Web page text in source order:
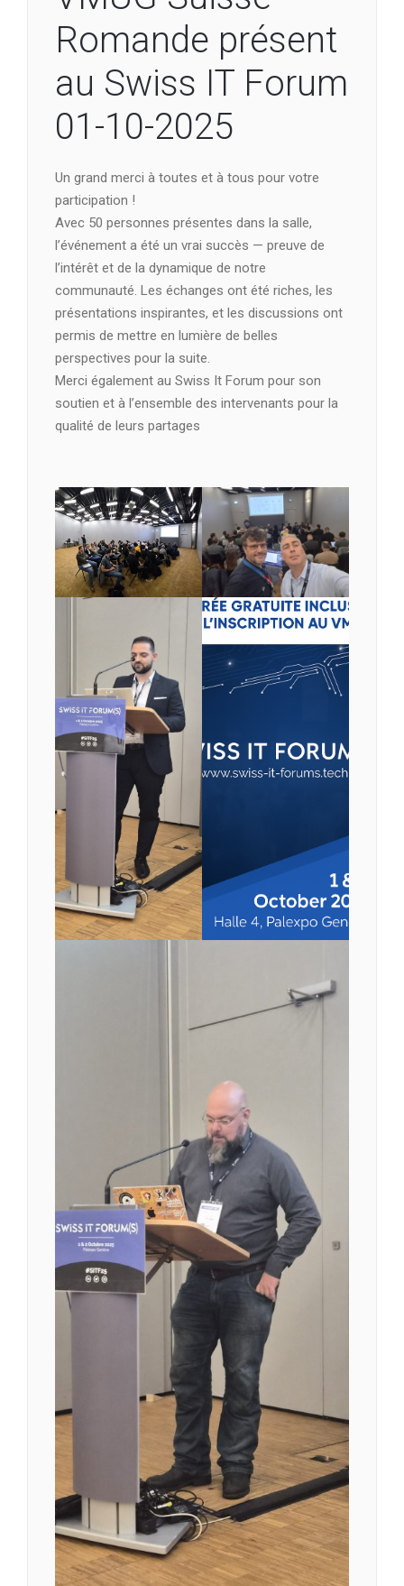
Romande présent
au Swiss IT Forum
01-10-2025
Un grand merci à toutes et à tous pour votre
participation !
Avec 50 personnes présentes dans la salle,
l’événement a été un vrai succès — preuve de
l’intérêt et de la dynamique de notre
communauté. Les échanges ont été riches, les
présentations inspirantes, et les discussions ont
permis de mettre en lumière de belles
perspectives pour la suite.
Merci également au Swiss It Forum pour son
soutien et à l’ensemble des intervenants pour la
qualité de leurs partages